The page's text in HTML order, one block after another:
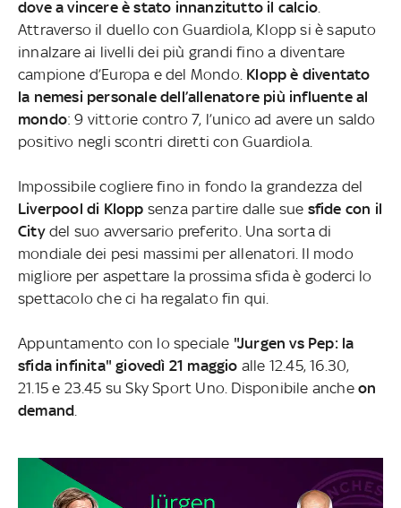
dove a vincere è stato innanzitutto il calcio
Attraverso il duello con Guardiola, Klopp si è saputo
innalzare ai livelli dei più grandi fino a diventare
campione d’Europa e del Mondo. Klopp è diventato
la nemesi personale dell’allenatore più influente al
mondo: 9 vittorie contro 7, l’unico ad avere un saldo
positivo negli scontri diretti con Guardiola.
Impossibile cogliere fino in fondo la grandezza del
Liverpool di Klopp senza partire dalle sue sfide con il
Citydel suo avversario preferito. Una sorta di
mondiale dei pesi massimi per allenatori. Il modo
migliore per aspettare la prossima sfida è goderci lo
spettacolo che ci ha regalato fin qui.
Appuntamento con lo speciale "Jurgen vs Pep: la
sfida infinita" giovedì 21 maggio alle 12.45, 16.30,
21.15 e 23.45 su Sky Sport Uno. Disponibile ancheon
demand